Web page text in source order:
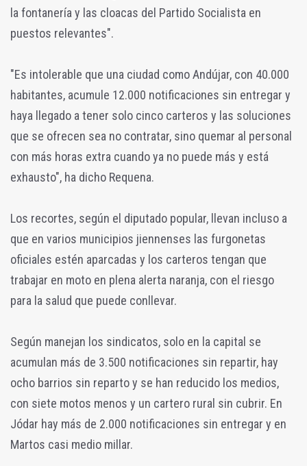
la fontanería y las cloacas del Partido Socialista en
puestos relevantes".
"Es intolerable que una ciudad como Andújar, con 40.000
habitantes, acumule 12.000 notificaciones sin entregar y
haya llegado a tener solo cinco carteros y las soluciones
que se ofrecen sea no contratar, sino quemar al personal
con más horas extra cuando ya no puede más y está
exhausto", ha dicho Requena.
Los recortes, según el diputado popular, llevan incluso a
que en varios municipios jiennenses las furgonetas
oficiales estén aparcadas y los carteros tengan que
trabajar en moto en plena alerta naranja, con el riesgo
para la salud que puede conllevar.
Según manejan los sindicatos, solo en la capital se
acumulan más de 3.500 notificaciones sin repartir, hay
ocho barrios sin reparto y se han reducido los medios,
con siete motos menos y un cartero rural sin cubrir. En
Jódar hay más de 2.000 notificaciones sin entregar y en
Martos casi medio millar.